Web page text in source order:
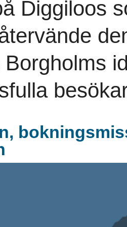
Diggiloos